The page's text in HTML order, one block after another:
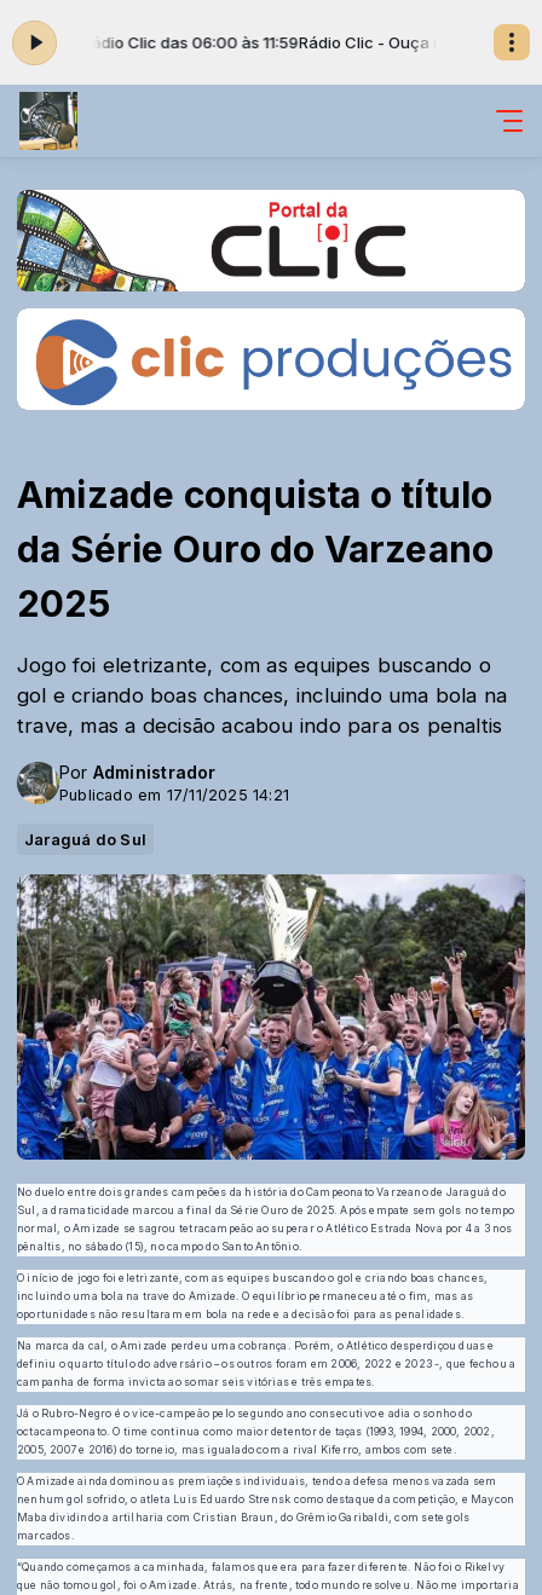
Rádio Clic das 06:00 às 11:59Rádio Clic - Ouça nossa rádio
Amizade conquista o título
da Série Ouro do Varzeano
2025
Jogo foi eletrizante, com as equipes buscando o
gol e criando boas chances, incluindo uma bola na
trave, mas a decisão acabou indo para os penaltis
Por Administrador
Publicado em 17/11/2025 14:21
Jaraguá do Sul
No duelo entre dois grandes campeões da história do Campeonato Varzeano de Jaraguá do
Sul, a dramaticidade marcou a final da Série Ouro de 2025. Após empate sem gols no tempo
normal, o Amizade se sagrou tetracampeão ao superar o Atlético Estrada Nova por 4 a 3 nos
pênaltis, no sábado (15), no campo do Santo Antônio.
O início de jogo foi eletrizante, com as equipes buscando o gol e criando boas chances,
incluindo uma bola na trave do Amizade. O equilíbrio permaneceu até o fim, mas as
oportunidades não resultaram em bola na rede e a decisão foi para as penalidades.
Na marca da cal, o Amizade perdeu uma cobrança. Porém, o Atlético desperdiçou duas e
definiu o quarto título do adversário – os outros foram em 2006, 2022 e 2023 -, que fechou a
campanha de forma invicta ao somar seis vitórias e três empates.
Já o Rubro-Negro é o vice-campeão pelo segundo ano consecutivo e adia o sonho do
octacampeonato. O time continua como maior detentor de taças (1993, 1994, 2000, 2002,
2005, 2007 e 2016) do torneio, mas igualado com a rival Kiferro, ambos com sete.
O Amizade ainda dominou as premiações individuais, tendo a defesa menos vazada sem
nenhum gol sofrido, o atleta Luis Eduardo Strensk como destaque da competição, e Maycon
Maba dividindo a artilharia com Cristian Braun, do Grêmio Garibaldi, com sete gols
marcados.
“Quando começamos a caminhada, falamos que era para fazer diferente. Não foi o Rikelvy
que não tomou gol, foi o Amizade. Atrás, na frente, todo mundo resolveu. Não me importaria